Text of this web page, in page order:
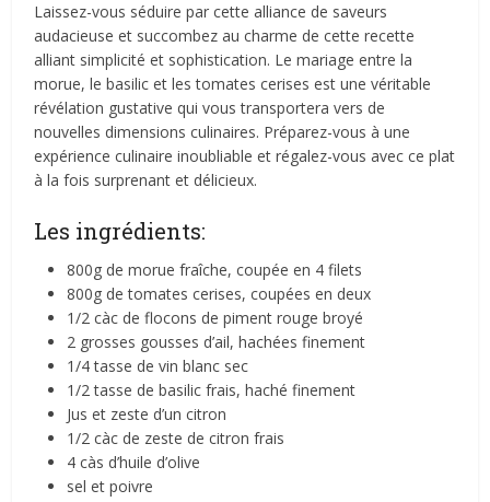
Laissez-vous séduire par cette alliance de saveurs
audacieuse et succombez au charme de cette recette
alliant simplicité et sophistication. Le mariage entre la
morue, le basilic et les tomates cerises est une véritable
révélation gustative qui vous transportera vers de
nouvelles dimensions culinaires. Préparez-vous à une
expérience culinaire inoubliable et régalez-vous avec ce plat
à la fois surprenant et délicieux.
Les ingrédients:
800g de morue fraîche, coupée en 4 filets
800g de tomates cerises, coupées en deux
1/2 càc de flocons de piment rouge broyé
2 grosses gousses d’ail, hachées finement
1/4 tasse de vin blanc sec
1/2 tasse de basilic frais, haché finement
Jus et zeste d’un citron
1/2 càc de zeste de citron frais
4 càs d’huile d’olive
sel et poivre